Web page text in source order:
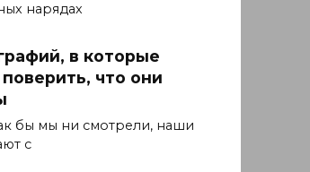
нарядах
в которые
что они
бы мы ни смотрели, наши
с